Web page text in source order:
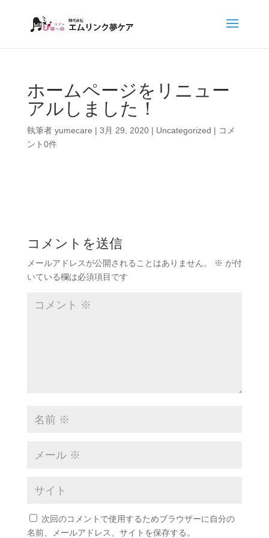
ホームページをリニュー
アルしました！
執筆者 yumecare | 3月 29, 2020| Uncategorized | コメ
ント0件
コメントを送信
メールアドレスが公開されることはありません。 ※ が付
いている欄は必須項目です
次回のコメントで使用するためブラウザーに自分の
名前、メールアドレス、サイトを保存する。